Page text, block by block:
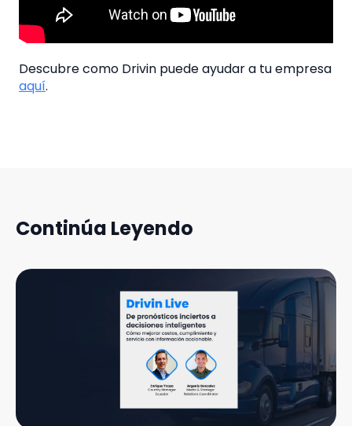
Descubre como Drivin puede ayudar a tu empresa
aquí.
Continúa Leyendo